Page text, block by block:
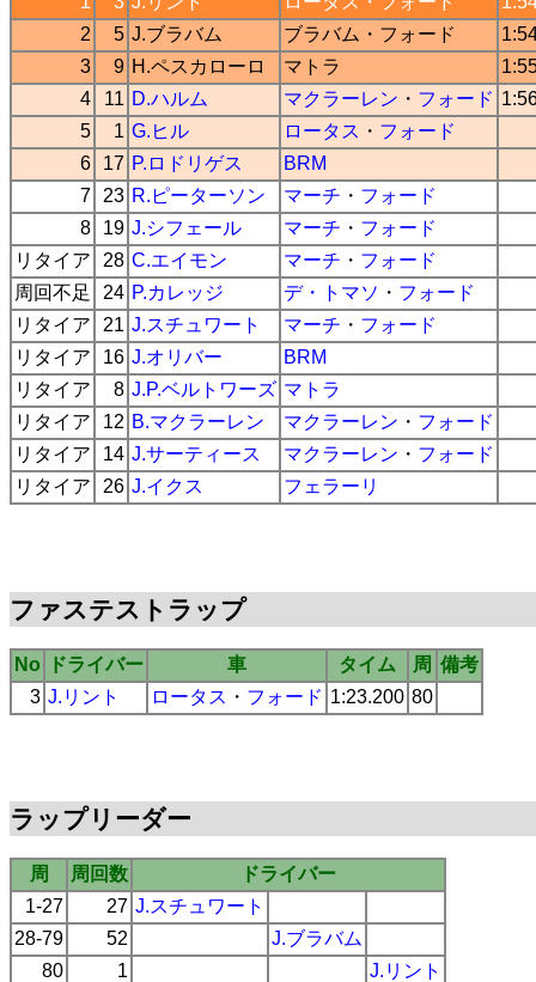
2
5 J.ブラバム ブラバム ・ フォード
3
9 H.ペスカローロ マトラ
4
11 D.ハルム マクラーレン ・ フォード
5
1 G.ヒル ロータス ・ フォード
6
17 P.ロドリゲス
BRM
7
23 R.ピーターソン マーチ ・ フォード
8
19 J.シフェール マーチ ・ フォード
リタイア
28 C.エイモン マーチ ・ フォード
周回不足
24 P.カレッジ デ・トマソ ・ フォード
リタイア
21 J.スチュワート マーチ ・ フォード
リタイア
16 J.オリバー
BRM
リタイア
8 J.P.ベルトワーズ マトラ
リタイア
12 B.マクラーレン マクラーレン ・ フォード
リタイア
14 J.サーティース マクラーレン ・ フォード
リタイア
26 J.イクス フェラーリ
ファステストラップ
No ドライバー 車 タイム 周 備考
3 J.リント ロータス ・ フォード 1:23.200 80
ラップリーダー
周 周回数
ドライバー
1-27
27 J.スチュワート
28-79
52
J.ブラバム
80
1 J.リント